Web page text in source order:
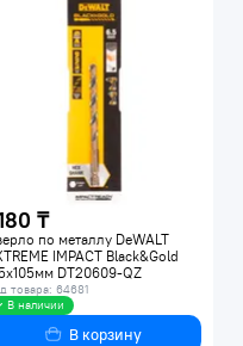
₸
по металлу DeWALT
IMPACT Black&Gold
DT20609-QZ
товара: 64681
В наличии
В корзину